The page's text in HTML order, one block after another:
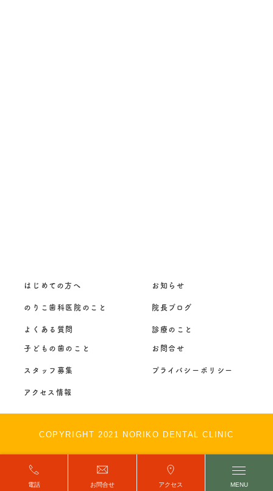
電話 お問合せ アクセス MENU
はじめての方へ
のりこ歯科医院のこと
よくある質問
お知らせ
院長ブログ
診療のこと
子どもの歯のこと
スタッフ募集
アクセス情報
お問合せ
プライバシーポリシー
COPYRIGHT 2021 NORIKO DENTAL CLINIC